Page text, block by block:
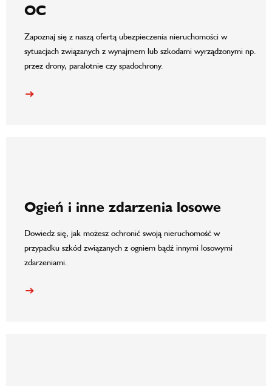
OC
Zapoznaj się z naszą ofertą ubezpieczenia nieruchomości w
sytuacjach związanych z wynajmem lub szkodami wyrządzonymi np.
przez drony, paralotnie czy spadochrony.
Ogień i inne zdarzenia losowe
Dowiedz się, jak możesz ochronić swoją nieruchomość w
przypadku szkód związanych z ogniem bądź innymi losowymi
zdarzeniami.